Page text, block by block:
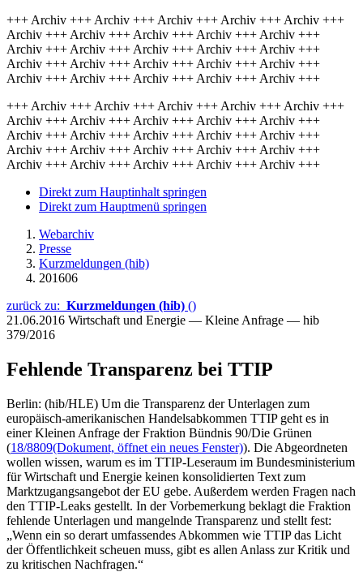
+++ Archiv +++ Archiv +++ Archiv +++ Archiv +++ Archiv +++
Archiv +++ Archiv +++ Archiv +++ Archiv +++ Archiv +++
Archiv +++ Archiv +++ Archiv +++ Archiv +++ Archiv +++
Archiv +++ Archiv +++ Archiv +++ Archiv +++ Archiv +++
Archiv +++ Archiv +++ Archiv +++ Archiv +++ Archiv +++
+++ Archiv +++ Archiv +++ Archiv +++ Archiv +++ Archiv +++
Archiv +++ Archiv +++ Archiv +++ Archiv +++ Archiv +++
Archiv +++ Archiv +++ Archiv +++ Archiv +++ Archiv +++
Archiv +++ Archiv +++ Archiv +++ Archiv +++ Archiv +++
Archiv +++ Archiv +++ Archiv +++ Archiv +++ Archiv +++
Direkt zum Hauptinhalt springen
Direkt zum Hauptmenü springen
Webarchiv
Presse
Kurzmeldungen (hib)
201606
zurück zu: Kurzmeldungen (hib) ()
21.06.2016 Wirtschaft und Energie — Kleine Anfrage — hib
379/2016
Fehlende Transparenz bei TTIP
Berlin: (hib/HLE) Um die Transparenz der Unterlagen zum
europäisch-amerikanischen Handelsabkommen TTIP geht es in
einer Kleinen Anfrage der Fraktion Bündnis 90/Die Grünen
(18/8809(Dokument, öffnet ein neues Fenster)). Die Abgeordneten
wollen wissen, warum es im TTIP-Leseraum im Bundesministerium
für Wirtschaft und Energie keinen konsolidierten Text zum
Marktzugangsangebot der EU gebe. Außerdem werden Fragen nach
den TTIP-Leaks gestellt. In der Vorbemerkung beklagt die Fraktion
fehlende Unterlagen und mangelnde Transparenz und stellt fest:
„Wenn ein so derart umfassendes Abkommen wie TTIP das Licht
der Öffentlichkeit scheuen muss, gibt es allen Anlass zur Kritik und
zu kritischen Nachfragen.“